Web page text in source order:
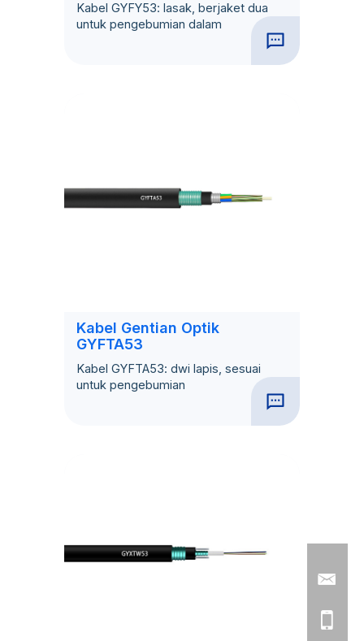
Kabel GYFY53: lasak, berjaket dua
untuk pengebumian dalam
Kabel Gentian Optik
GYFTA53
Kabel GYFTA53: dwi lapis, sesuai
untuk pengebumian